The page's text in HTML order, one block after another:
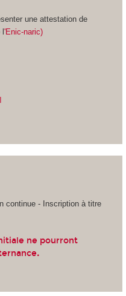
une attestation de
'Enic-naric)
continue - Inscription à titre
ne pourront
.